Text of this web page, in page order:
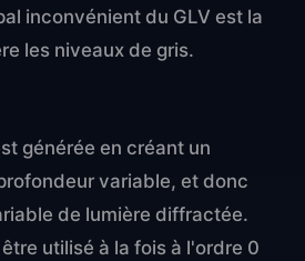
inconvénient du GLV est la
les niveaux de gris.
générée en créant un
variable, et donc
de lumière diffractée.
utilisé à la fois à l'ordre 0